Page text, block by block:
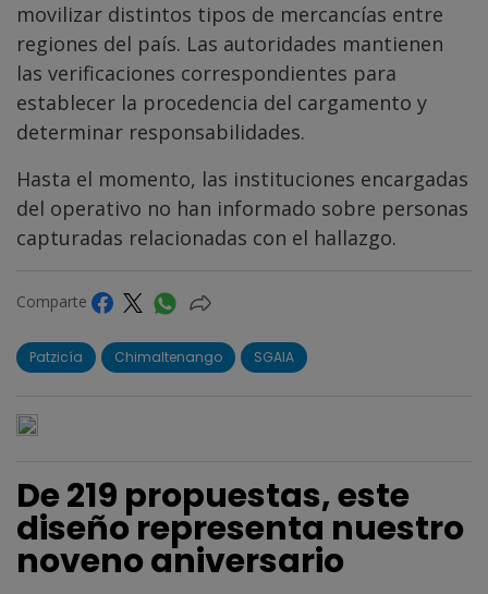
movilizar distintos tipos de mercancías entre
regiones del país. Las autoridades mantienen
las verificaciones correspondientes para
establecer la procedencia del cargamento y
determinar responsabilidades.
Hasta el momento, las instituciones encargadas
del operativo no han informado sobre personas
capturadas relacionadas con el hallazgo.
Comparte
Patzicía Chimaltenango SGAIA
De 219 propuestas, este
diseño representa nuestro
noveno aniversario